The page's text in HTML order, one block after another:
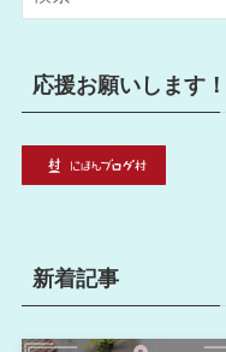
ー
応援お願いします！
新着記事